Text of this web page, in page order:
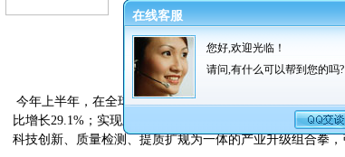
安平县打好丝
发布者：振超网业 发布时间：
今年上半年，在全球经济普遍下滑的不利形势下，安平丝网
比增长29.1%；实现主营业务收入22.2亿元，同比增长
科技创新、质量检测、提质扩规为一体的产业升级组合拳
在线客服
您好,欢迎光临！
请问,有什么可以帮到您的吗?